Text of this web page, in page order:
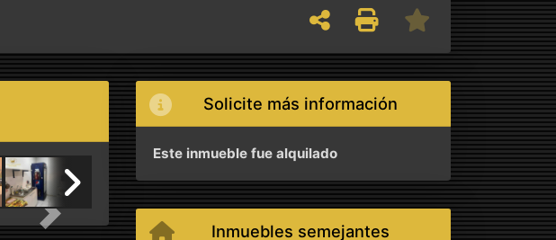
Next
Solicite más información
Este inmueble fue alquilado
Inmuebles semejantes